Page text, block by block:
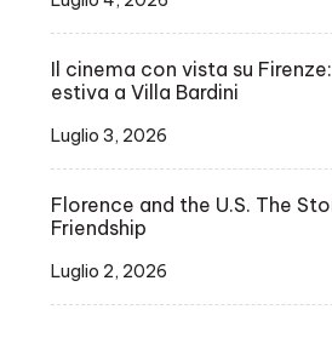
Il cinema con vista su
estiva a Villa Bardini
Luglio 3, 2026
Florence and the U.S. The
Friendship
Luglio 2, 2026